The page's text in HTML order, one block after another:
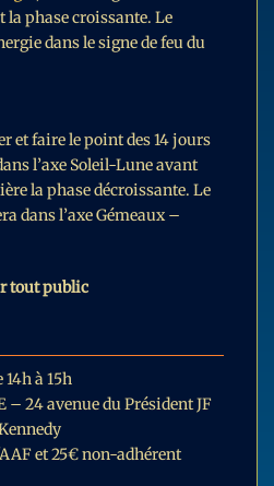
phase croissante. Le
dans le signe de feu du
et faire le point des 14 jours
l’axe Soleil-Lune avant
la phase décroissante. Le
dans l’axe Gémeaux –
tout public
14h à 15h
– 24 avenue du Président JF
et 25€ non-adhérent